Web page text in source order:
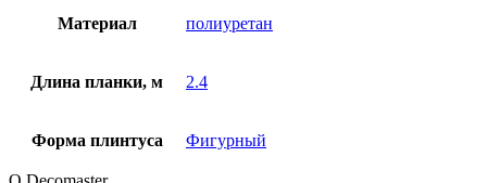
Материал полиуретан
Длина планки, м 2.4
Форма плинтуса Фигурный